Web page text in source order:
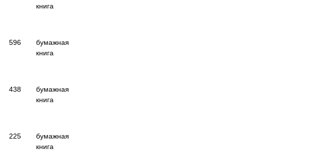
книга
596
бумажная
книга
438
бумажная
книга
225
бумажная
книга